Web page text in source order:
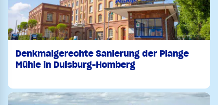
Denkmalgerechte Sanierung der Plange
Mühle in Duisburg-Homberg